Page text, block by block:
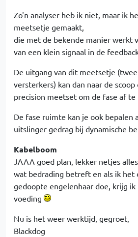
Zo'n analyser heb ik niet, maar ik
meetsetje gemaakt,
die met de bekende manier werkt
van een klein signaal in de
De uitgang van dit meetsetje
versterkers) kan dan naar de
precision meetset om de fase af te
De fase ruimte kan je ook bepalen
uitslinger gedrag bij dynamische
Kabelboom
JAAA goed plan, lekker netjes
wat bedrading betreft en als ik het
gedoopte engelenhaar doe, krijg
voeding
Nu is het weer werktijd, gegroet,
Blackdog